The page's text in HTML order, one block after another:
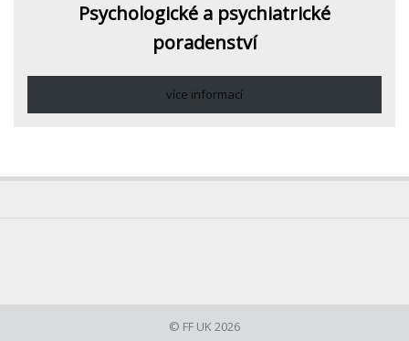
Psychologické a psychiatrické
poradenství
více informací
© FF UK 2026